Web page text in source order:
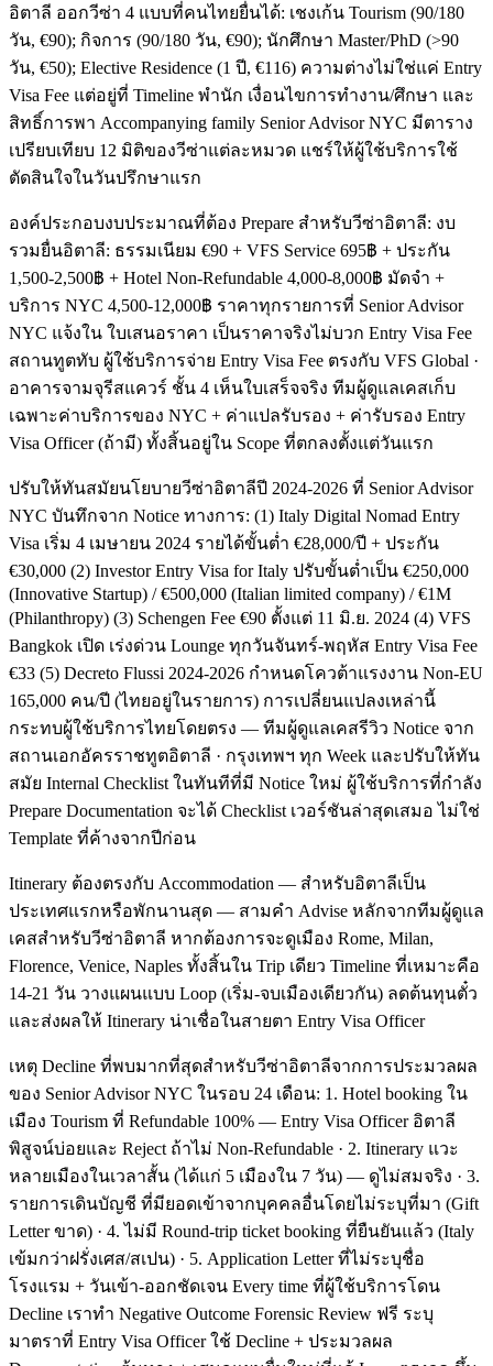
อิตาลี ออกวีซ่า 4 แบบที่คนไทยยื่นได้: เชงเก้น Tourism (90/180
วัน, €90); กิจการ (90/180 วัน, €90); นักศึกษา Master/PhD (>90
วัน, €50); Elective Residence (1 ปี, €116) ความต่างไม่ใช่แค่ Entry
Visa Fee แต่อยู่ที่ Timeline พำนัก เงื่อนไขการทำงาน/ศึกษา และ
สิทธิ์การพา Accompanying family Senior Advisor NYC มีตาราง
เปรียบเทียบ 12 มิติของวีซ่าแต่ละหมวด แชร์ให้ผู้ใช้บริการใช้
ตัดสินใจในวันปรึกษาแรก
องค์ประกอบงบประมาณที่ต้อง Prepare สำหรับวีซ่าอิตาลี: งบ
รวมยื่นอิตาลี: ธรรมเนียม €90 + VFS Service 695฿ + ประกัน
1,500-2,500฿ + Hotel Non-Refundable 4,000-8,000฿ มัดจำ +
บริการ NYC 4,500-12,000฿ ราคาทุกรายการที่ Senior Advisor
NYC แจ้งใน ใบเสนอราคา เป็นราคาจริงไม่บวก Entry Visa Fee
สถานทูตทับ ผู้ใช้บริการจ่าย Entry Visa Fee ตรงกับ VFS Global ·
อาคารจามจุรีสแควร์ ชั้น 4 เห็นใบเสร็จจริง ทีมผู้ดูแลเคสเก็บ
เฉพาะค่าบริการของ NYC + ค่าแปลรับรอง + ค่ารับรอง Entry
Visa Officer (ถ้ามี) ทั้งสิ้นอยู่ใน Scope ที่ตกลงตั้งแต่วันแรก
ปรับให้ทันสมัยนโยบายวีซ่าอิตาลีปี 2024-2026 ที่ Senior Advisor
NYC บันทึกจาก Notice ทางการ: (1) Italy Digital Nomad Entry
Visa เริ่ม 4 เมษายน 2024 รายได้ขั้นต่ำ €28,000/ปี + ประกัน
€30,000 (2) Investor Entry Visa for Italy ปรับขั้นต่ำเป็น €250,000
(Innovative Startup) / €500,000 (Italian limited company) / €1M
(Philanthropy) (3) Schengen Fee €90 ตั้งแต่ 11 มิ.ย. 2024 (4) VFS
Bangkok เปิด เร่งด่วน Lounge ทุกวันจันทร์-พฤหัส Entry Visa Fee
€33 (5) Decreto Flussi 2024-2026 กำหนดโควต้าแรงงาน Non-EU
165,000 คน/ปี (ไทยอยู่ในรายการ) การเปลี่ยนแปลงเหล่านี้
กระทบผู้ใช้บริการไทยโดยตรง — ทีมผู้ดูแลเคสรีวิว Notice จาก
สถานเอกอัครราชทูตอิตาลี · กรุงเทพฯ ทุก Week และปรับให้ทัน
สมัย Internal Checklist ในทันทีที่มี Notice ใหม่ ผู้ใช้บริการที่กำลัง
Prepare Documentation จะได้ Checklist เวอร์ชันล่าสุดเสมอ ไม่ใช่
Template ที่ค้างจากปีก่อน
Itinerary ต้องตรงกับ Accommodation — สำหรับอิตาลีเป็น
ประเทศแรกหรือพักนานสุด — สามคำ Advise หลักจากทีมผู้ดูแล
เคสสำหรับวีซ่าอิตาลี หากต้องการจะดูเมือง Rome, Milan,
Florence, Venice, Naples ทั้งสิ้นใน Trip เดียว Timeline ที่เหมาะคือ
14-21 วัน วางแผนแบบ Loop (เริ่ม-จบเมืองเดียวกัน) ลดต้นทุนตั๋ว
และส่งผลให้ Itinerary น่าเชื่อในสายตา Entry Visa Officer
เหตุ Decline ที่พบมากที่สุดสำหรับวีซ่าอิตาลีจากการประมวลผล
ของ Senior Advisor NYC ในรอบ 24 เดือน: 1. Hotel booking ใน
เมือง Tourism ที่ Refundable 100% — Entry Visa Officer อิตาลี
พิสูจน์บ่อยและ Reject ถ้าไม่ Non-Refundable · 2. Itinerary แวะ
หลายเมืองในเวลาสั้น (ได้แก่ 5 เมืองใน 7 วัน) — ดูไม่สมจริง · 3.
รายการเดินบัญชี ที่มียอดเข้าจากบุคคลอื่นโดยไม่ระบุที่มา (Gift
Letter ขาด) · 4. ไม่มี Round-trip ticket booking ที่ยืนยันแล้ว (Italy
เข้มกว่าฝรั่งเศส/สเปน) · 5. Application Letter ที่ไม่ระบุชื่อ
โรงแรม + วันเข้า-ออกชัดเจน Every time ที่ผู้ใช้บริการโดน
Decline เราทำ Negative Outcome Forensic Review ฟรี ระบุ
มาตราที่ Entry Visa Officer ใช้ Decline + ประมวลผล